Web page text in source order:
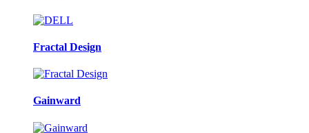
Fractal Design
Gainward